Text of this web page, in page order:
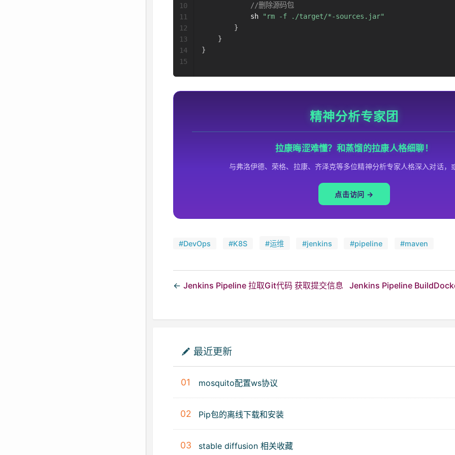
//删除源码包
            sh
"rm -f ./target/*-sources.jar"
}
}
}
10
11
12
13
14
15
精神分析专家团
拉康晦涩难懂？和蒸馏的拉康人格细聊！
与弗洛伊德、荣格、拉康、齐泽克等多位精神分析专家人格深入对话，
点击访问 →
#DevOps #K8S #运维 #jenkins #pipeline #maven
← Jenkins Pipeline 拉取Git代码 获取提交信息 Jenkins Pipeline
最近更新
01 mosquito配置ws协议
02 Pip包的离线下载和安装
03 stable diffusion 相关收藏